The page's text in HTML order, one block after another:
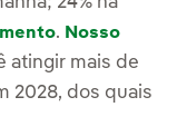
. Nosso
atingir mais de
2028, dos quais